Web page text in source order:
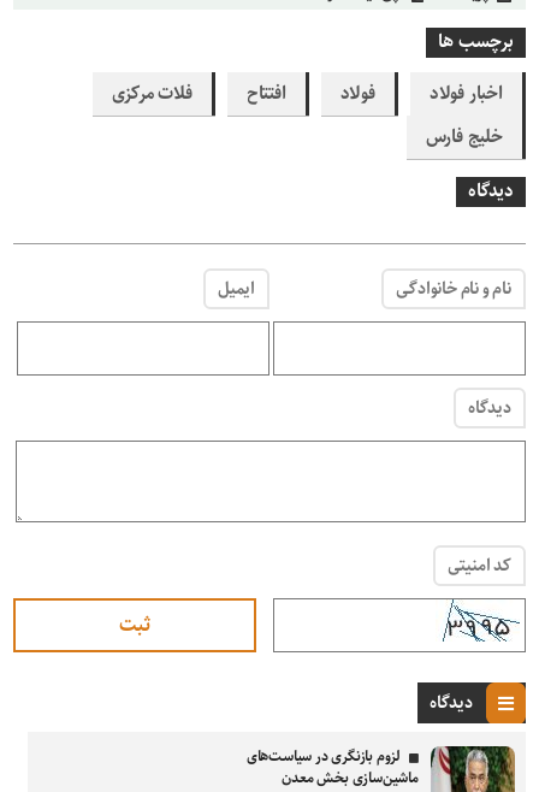
برچسب ها
اخبار فولاد
فولاد افتتاح
فلات مرکزی
خلیج فارس
دیدگاه
نام و نام خانوادگی ایمیل
دیدگاه
کد امنیتی
دیدگاه
لزوم بازنگری در سیاست‌های
ماشین‌سازی بخش معدن